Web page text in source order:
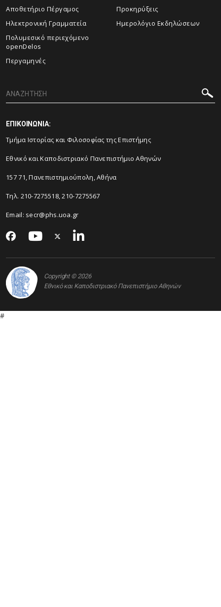
Αποθετήριο Πέργαμος
Ηλεκτρονική Γραμματεία
Πολυμεσικό περιεχόμενο
openDelos
Περγαμηνές
Προκηρύξεις
Ημερολόγιο Εκδηλώσεων
ΕΠΙΚΟΙΝΩΝΙΑ:
Τμήμα Ιστορίας και Φιλοσοφίας της Επιστήμης
Εθνικό και Καποδιστριακό Πανεπιστήμιο Αθηνών
157 71, Πανεπιστημιούπολη, Αθήνα
Τηλ. 210-7275518, 210-7275567
Email: secr@phs.uoa.gr
Copyright © 2026
Εθνικό και Καποδιστριακό Πανεπιστήμιο Αθηνών
#